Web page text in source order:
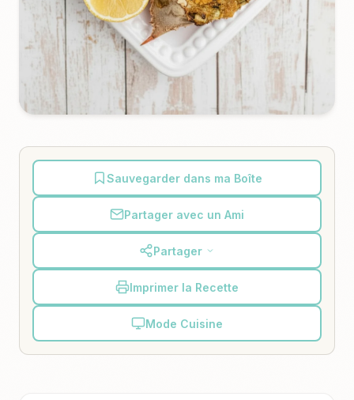
Sauvegarder dans ma Boîte
Partager avec un Ami
Partager
Imprimer la Recette
Mode Cuisine